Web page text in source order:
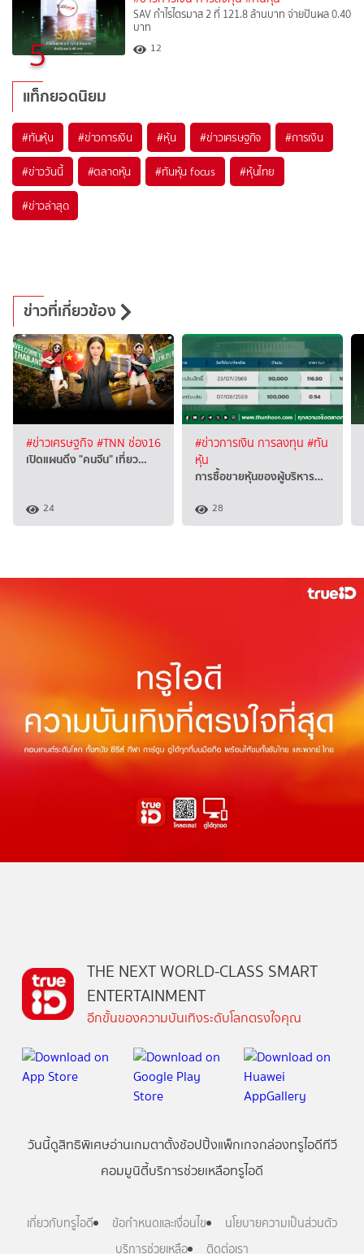
5
SAV กำไรไตรมาส 2 ที่ 121.8 ล้านบาท จ่ายปันผล 0.40
บาท
12
แท็กยอดนิยม
#ทันหุ้น #ข่าวการเงิน #หุ้น #ข่าวเศรษฐกิจ #การเงิน
#ข่าววันนี้ #ตลาดหุ้น #ทันหุ้น focus #หุ้นไทย
#ข่าวล่าสุด
ข่าวที่เกี่ยวข้อง
#ข่าวเศรษฐกิจ #TNN ช่อง16
เปิดแผนดึง "คนจีน" เที่ยว…
24
#ข่าวการเงิน การลงทุน #ทัน
หุ้น
การซื้อขายหุ้นของผู้บริหาร…
28
THE NEXT WORLD-CLASS SMART
ENTERTAINMENT
อีกขั้นของความบันเทิงระดับโลกตรงใจคุณ
วันนี้ดูสิทธิพิเศษอ่านเกมตาตั้งช้อปปิ้งแพ็กเกจกล่องทรูไอดีทีวี
คอมมูนิตี้บริการช่วยเหลือทรูไอดี
เกี่ยวกับทรูไอดี ข้อกำหนดและเงื่อนไข
นโยบายความเป็นส่วนตัว
บริการช่วยเหลือ
ติดต่อเรา